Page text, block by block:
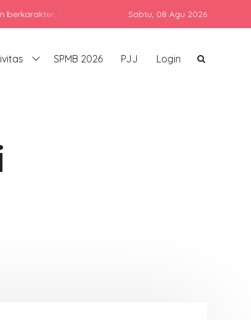
berprestasi, dan siap bersaing di era global
Sabtu, 08 Agu 2026
SPMB 2026 PJJ Login